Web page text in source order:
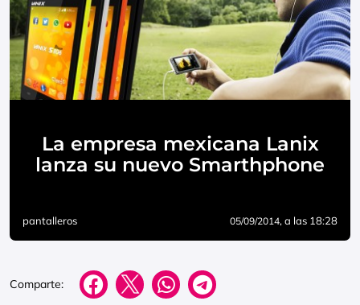
La empresa mexicana Lanix
lanza su nuevo Smarthphone
pantalleros 05/09/2014, a las 18:28
Comparte: